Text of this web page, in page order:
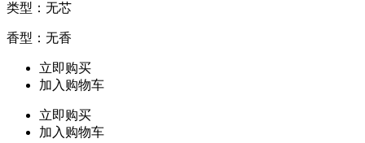
类型：无芯
香型：无香
立即购买
加入购物车
立即购买
加入购物车